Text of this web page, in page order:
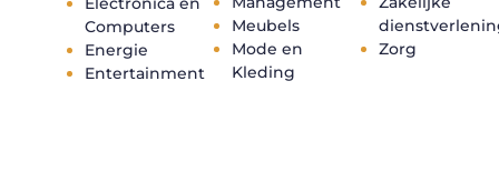
Computers
Energie
Entertainment
Meubels
Mode en
Kleding
Zorg